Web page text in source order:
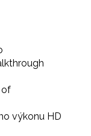
of
výkonu HD